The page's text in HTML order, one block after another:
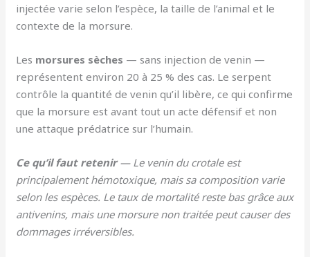
injectée varie selon l’espèce, la taille de l’animal et le
contexte de la morsure.
Les morsures sèches — sans injection de venin —
représentent environ 20 à 25 % des cas. Le serpent
contrôle la quantité de venin qu’il libère, ce qui confirme
que la morsure est avant tout un acte défensif et non
une attaque prédatrice sur l’humain.
Ce qu’il faut retenir— Le venin du crotale est
principalement hémotoxique, mais sa composition varie
selon les espèces. Le taux de mortalité reste bas grâce aux
antivenins, mais une morsure non traitée peut causer des
dommages irréversibles.